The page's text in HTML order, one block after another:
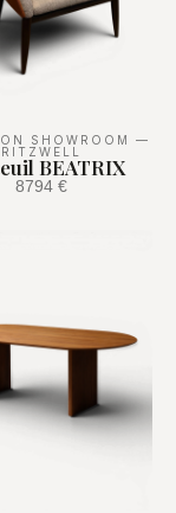
SHOWROOM
—
RITZWELL
BEATRIX
8794 €